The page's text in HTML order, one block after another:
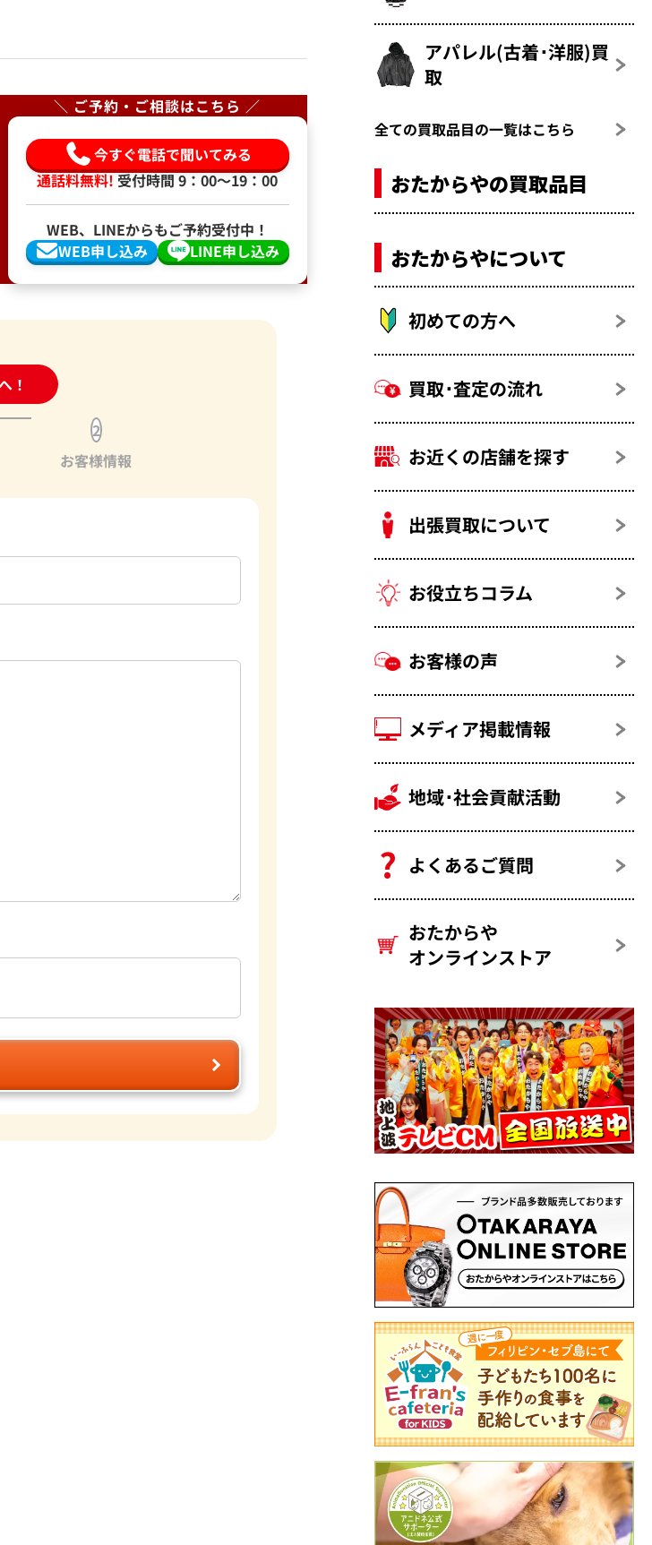
＼ ご予約・ご相談はこちら ／
今すぐ電話で聞いてみる
通話料無料!受付時間 9：00〜19：00
WEB、LINEからもご予約受付中！
WEB申し込み
LINE申し込み
！ーム
2
お客様情報
アパレル(古着･洋服)買
取
全ての買取品目の一覧はこちら
おたからやの買取品目
おたからやについて
初めての方へ
買取･査定の流れ
お近くの店舗を探す
出張買取について
お役立ちコラム
お客様の声
メディア掲載情報
地域･社会貢献活動
よくあるご質問
おたからや
オンラインストア